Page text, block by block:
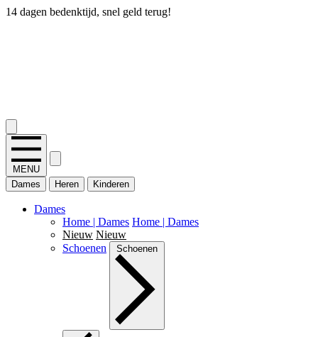
14 dagen bedenktijd, snel geld terug!
MENU
Dames
Heren Kinderen
Dames
Home | Dames Home | Dames
Nieuw Nieuw
Schoenen
Schoenen